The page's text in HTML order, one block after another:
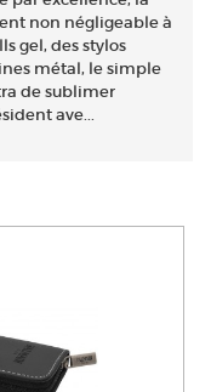
non négligeable à
gel, des stylos
métal, le simple
de sublimer
ave...